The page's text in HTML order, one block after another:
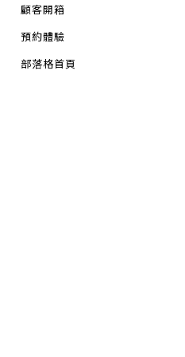
顧客開箱
預約體驗
部落格首頁